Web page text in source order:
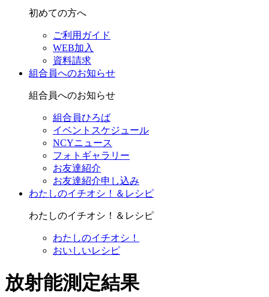
初めての方へ
ご利用ガイド
WEB加入
資料請求
組合員へのお知らせ
組合員へのお知らせ
組合員ひろば
イベントスケジュール
NCYニュース
フォトギャラリー
お友達紹介
お友達紹介申し込み
わたしのイチオシ！＆レシピ
わたしのイチオシ！＆レシピ
わたしのイチオシ！
おいしいレシピ
放射能測定結果